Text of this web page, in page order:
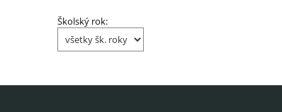
Školský rok: